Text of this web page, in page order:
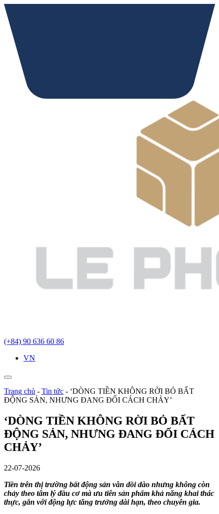
(+84) 90 636 60 86
VN
Trang chủ - Tin tức - ‘DÒNG TIỀN KHÔNG RỜI BỎ BẤT
ĐỘNG SẢN, NHƯNG ĐANG ĐỔI CÁCH CHẢY’
‘DÒNG TIỀN KHÔNG RỜI BỎ BẤT
ĐỘNG SẢN, NHƯNG ĐANG ĐỔI CÁCH
CHẢY’
22-07-2026
Tiền trên thị trường bất động sản vẫn dồi dào nhưng không còn
chảy theo tâm lý đầu cơ mà ưu tiên sản phẩm khả năng khai thác
thực, gắn với động lực tăng trưởng dài hạn, theo chuyên gia.